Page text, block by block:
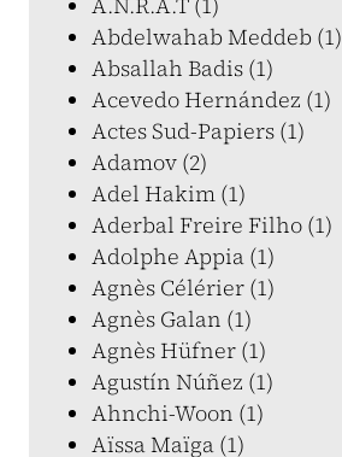
Abdelwahab Meddeb (1)
Absallah Badis (1)
Acevedo Hernández (1)
Actes Sud-Papiers (1)
Adamov (2)
Adel Hakim (1)
Aderbal Freire Filho (1)
Adolphe Appia (1)
Agnès Célérier (1)
Agnès Galan (1)
Agnès Hüfner (1)
Agustín Núñez (1)
Ahnchi-Woon (1)
Aïssa Maïga (1)